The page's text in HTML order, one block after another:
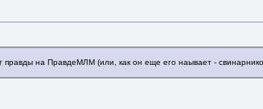
правды на ПравдеМЛМ (или, как он еще его наывает -